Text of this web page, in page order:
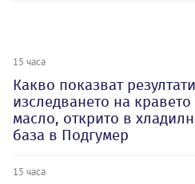
15 часа
Какво показват
изследването на кравето
масло, открито в
база в Подгумер
15 часа